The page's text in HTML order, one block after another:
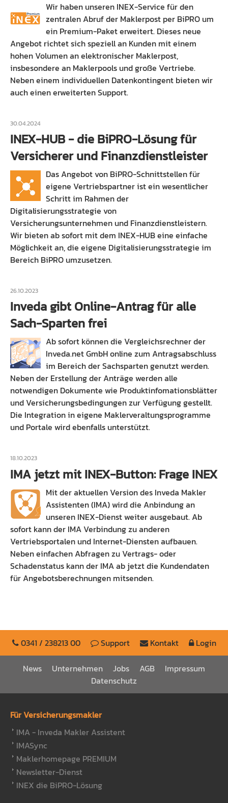
Wir haben unseren INEX-Service für den
zentralen Abruf der Maklerpost per BiPRO um
ein Premium-Paket erweitert. Dieses neue
Angebot richtet sich speziell an Kunden mit einem
hohen Volumen an elektronischer Maklerpost,
insbesondere an Maklerpools und große Vertriebe.
Neben einem individuellen Datenkontingent bieten wir
auch einen erweiterten Support.
30.04.2024
INEX-HUB - die BiPRO-Lösung für
Versicherer und Finanzdienstleister
Das Angebot von BiPRO-Schnittstellen für
eigene Vertriebspartner ist ein wesentlicher
Schritt im Rahmen der
Digitalisierungsstrategie von
Versicherungsunternehmen und Finanzdienstleistern.
Wir bieten ab sofort mit dem INEX-HUB eine einfache
Möglichkeit an, die eigene Digitalisierungsstrategie im
Bereich BiPRO umzusetzen.
26.10.2023
Inveda gibt Online-Antrag für alle
Sach-Sparten frei
Ab sofort können die Vergleichsrechner der
Inveda.net GmbH online zum Antragsabschluss
im Bereich der Sachsparten genutzt werden.
Neben der Erstellung der Anträge werden alle
notwendigen Dokumente wie Produktinfomationsblätter
und Versicherungsbedingungen zur Verfügung gestellt.
Die Integration in eigene Maklerveraltungsprogramme
und Portale wird ebenfalls unterstützt.
18.10.2023
IMA jetzt mit INEX-Button: Frage INEX
Mit der aktuellen Version des Inveda Makler
Assistenten (IMA) wird die Anbindung an
unseren INEX-Dienst weiter ausgebaut. Ab
sofort kann der IMA Verbindung zu anderen
Vertriebsportalen und Internet-Diensten aufbauen.
Neben einfachen Abfragen zu Vertrags- oder
Schadenstatus kann der IMA ab jetzt die Kundendaten
für Angebotsberechnungen mitsenden.
0341 / 238213 00 Support Kontakt Login
News Unternehmen Jobs AGB
Impressum
Datenschutz
Für Versicherungsmakler
IMA - Inveda Makler Assistent
IMASync
Maklerhomepage PREMIUM
Newsletter-Dienst
INEX die BiPRO-Lösung